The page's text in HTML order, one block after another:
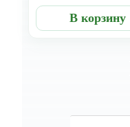
В корзину